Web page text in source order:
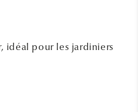
idéal pour les jardiniers